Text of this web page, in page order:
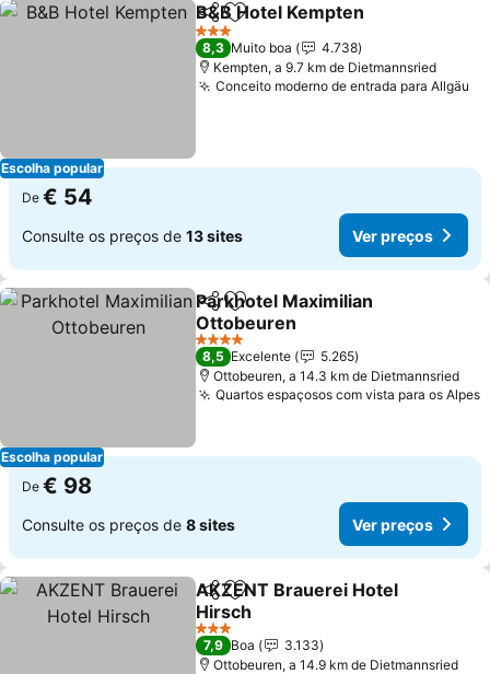
Escolha popular
PartilharAdicionar aos favoritos
B&B Hotel Kempten
3 Estrelas
8,3 Muito boa
4.738
Kempten, a 9.7 km de Dietmannsried
Conceito moderno de entrada para Allgäu
De € 54
Consulte os preços de 13 sites Ver preços
Escolha popular
PartilharAdicionar aos favoritos
Parkhotel Maximilian
Ottobeuren
4 Estrelas
8,5 Excelente
5.265
Ottobeuren, a 14.3 km de Dietmannsried
Quartos espaçosos com vista para os Alpes
De € 98
Consulte os preços de 8 sites Ver preços
PartilharAdicionar aos favoritos
AKZENT Brauerei Hotel
Hirsch
3 Estrelas
7,9 Boa
3.133
Ottobeuren, a 14.9 km de Dietmannsried